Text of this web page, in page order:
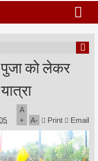
पुजा को लेकर
A
+
A- Print Email